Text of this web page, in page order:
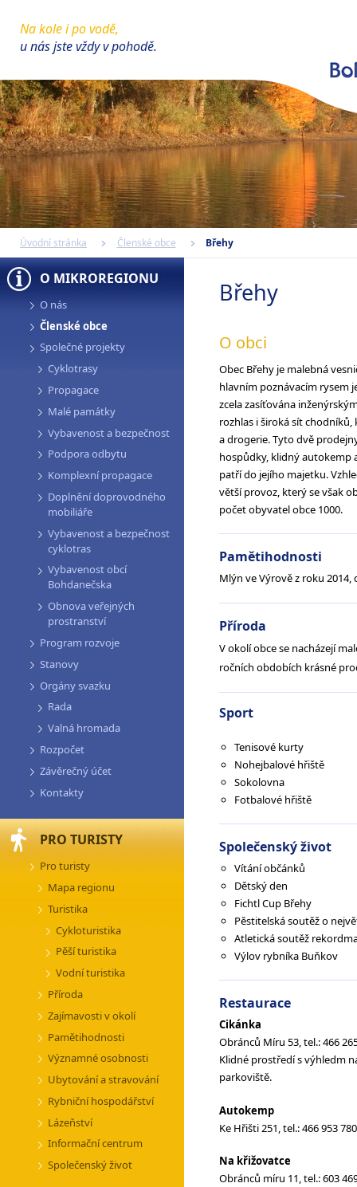
Na kole i po vodě,
u nás jste vždy v pohodě.
Úvodní stránka Členské obce Břehy
O MIKROREGIONU
O nás
Členské obce
Společné projekty
Cyklotrasy
Propagace
Malé památky
Vybavenost a bezpečnost
Podpora odbytu
Komplexní propagace
Doplnění doprovodného
mobiliáře
Vybavenost a bezpečnost
cyklotras
Vybavenost obcí
Bohdanečska
Obnova veřejných
prostranství
Program rozvoje
Stanovy
Orgány svazku
Rada
Valná hromada
Rozpočet
Závěrečný účet
Kontakty
PRO TURISTY
Pro turisty
Mapa regionu
Turistika
Cykloturistika
Pěší turistika
Vodní turistika
Příroda
Zajímavosti v okolí
Pamětihodnosti
Významné osobnosti
Ubytování a stravování
Rybniční hospodářství
Lázeňství
Informační centrum
Společenský život
Břehy
O obci
Obec Břehy je malebná
hlavním poznávacím rysem
zcela zasíťována
rozhlas i široká sít
a drogerie. Tyto dvě
hospůdky, klidný autokemp
patří do jejího majetku.
větší provoz, který se však
počet obyvatel obce 1000.
Pamětihodnosti
Mlýn ve Výrově z roku
Příroda
V okolí obce se nacházejí
ročních obdobích krásné
Sport
Tenisové kurty
Nohejbalové hřiště
Sokolovna
Fotbalové hřiště
Společenský život
Vítání občánků
Dětský den
Fichtl Cup Břehy
Pěstitelská soutěž o
Atletická soutěž
Výlov rybníka Buňkov
Restaurace
Cikánka
Obránců Míru 53, tel.: 466
Klidné prostředí s výhledm
parkoviště.
Autokemp
Ke Hřišti 251, tel.: 466 953
Na křižovatce
Obránců míru 11, tel.: 603